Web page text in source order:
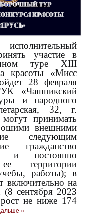
участие в
туре XIII
красоты «Мисс
28 февраля
«Чашникский
и народного
32, г.
принимать
внешними
следующим
гражданство
и постоянно
территории
работы); в
включительно на
(8 сентября 2023
не ниже 174
»